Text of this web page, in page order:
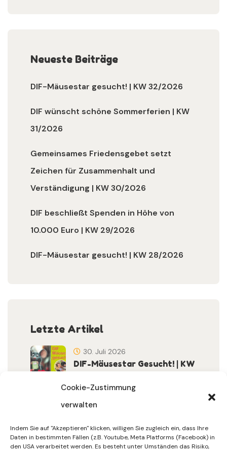
Cookie-Zustimmung
verwalten
Indem Sie auf "Akzeptieren" klicken, willigen Sie zugleich ein, dass Ihre
Daten in bestimmten Fällen (z.B. Youtube, Meta Platforms (Facebook) in
den USA verarbeitet werden. Es besteht unter Umständen das Risiko,
Neueste Beiträge
DIF-Mäusestar gesucht! | KW 32/2026
DIF wünscht schöne Sommerferien | KW
31/2026
Gemeinsames Friedensgebet setzt
Zeichen für Zusammenhalt und
Verständigung | KW 30/2026
DIF beschließt Spenden in Höhe von
10.000 Euro | KW 29/2026
DIF-Mäusestar gesucht! | KW 28/2026
Letzte Artikel
DIF-Mäusestar Gesucht! | KW
30. Juli 2026
Sommerferien | KW 31/…
30. Juli 2026